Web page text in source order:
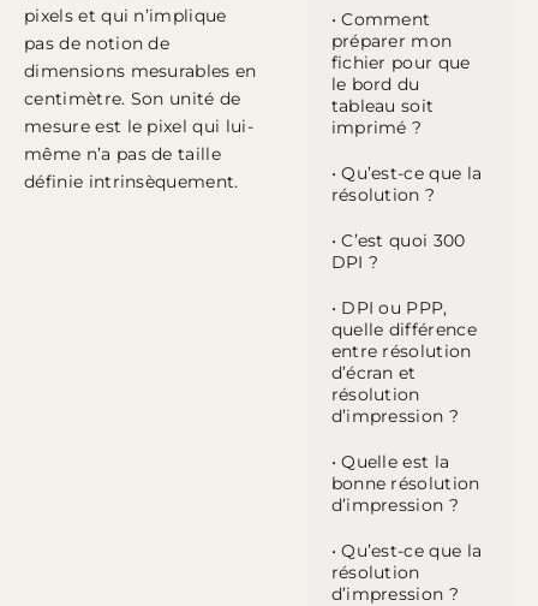
pixels et qui n’implique
pas de notion de
dimensions mesurables en
centimètre. Son unité de
mesure est le pixel qui lui-
même n’a pas de taille
définie intrinsèquement.
• Comment
préparer mon
fichier pour que
le bord du
tableau soit
imprimé ?
• Qu’est-ce que la
résolution ?
• C’est quoi 300
DPI ?
• DPI ou PPP,
quelle différence
entre résolution
d’écran et
résolution
d’impression ?
• Quelle est la
bonne résolution
d’impression ?
• Qu’est-ce que la
résolution
d’impression ?